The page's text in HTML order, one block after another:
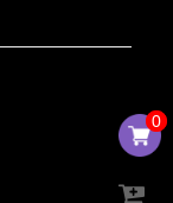
0
0